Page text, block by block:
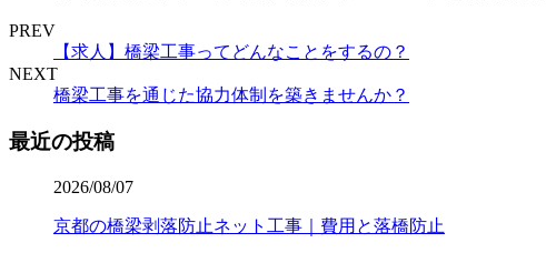
PREV
【求人】橋梁工事ってどんなことをするの？
NEXT
橋梁工事を通じた協力体制を築きませんか？
最近の投稿
2026/08/07
京都の橋梁剥落防止ネット工事｜費用と落橋防止